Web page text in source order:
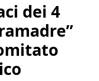
dei 4